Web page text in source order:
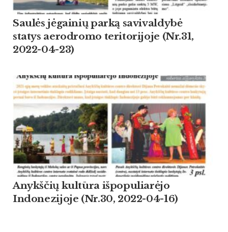
Saulės jėgainių parką savivaldybė
statys aerodromo teritorijoje (Nr.31,
2022-04-23)
Anykščių kultūra išpopuliarėjo
Indonezijoje (Nr.30, 2022-04-16)